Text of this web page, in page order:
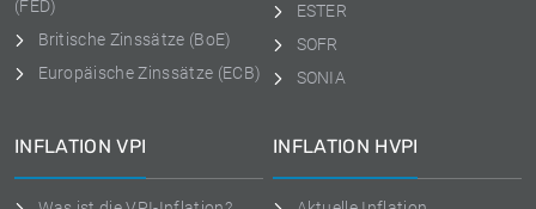
(FED)
Britische Zinssätze (BoE)
Europäische Zinssätze (ECB)
ESTER
SOFR
SONIA
INFLATION VPI INFLATION HVPI